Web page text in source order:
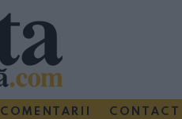
COMENTARII CONTACT